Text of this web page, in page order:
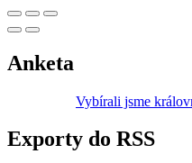
Anketa
Vybírali jsme
Exporty do RSS